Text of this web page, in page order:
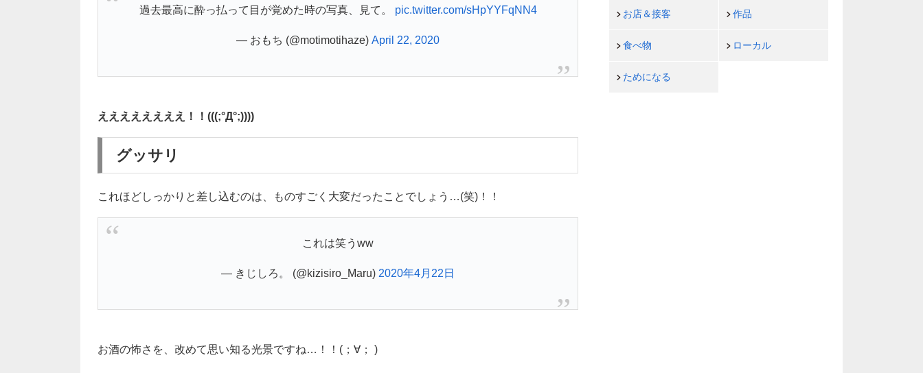
過去最高に酔っ払って目が覚めた時の写真、見て。 pic.twitter.com/sHpYYFqNN4
— おもち (@motimotihaze) April 22, 2020
ええええええええ！！(((;°Д°;))))
グッサリ
これほどしっかりと差し込むのは、ものすごく大変だったことでしょう…(笑)！！
これは笑うww
— きじしろ。 (@kizisiro_Maru) 2020年4月22日
お酒の怖さを、改めて思い知る光景ですね…！！(；∀； )
お店＆接客 作品
食べ物 ローカル
ためになる